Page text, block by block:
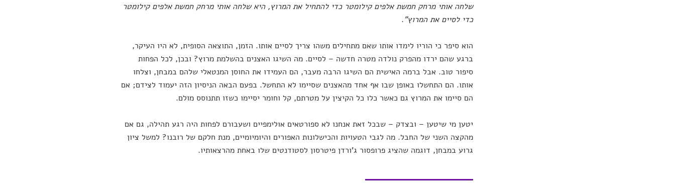
שלחה אותי מרחק חמשת אלפים קילומטר כדי להתחיל את המרוץ, היא שלחה אותי מרחק חמשת אלפים קילומטר
כדי לסיים את המרוץ".
הוא סיפר כי הוריו לימדו אותו שאם מתחילים משהו צריך לסיים אותו. הזמן, התוצאה הסופית, לא היו העיקר,
ברגע שהם ירדו מהפרק נולדה מטרה חדשה – לסיים. מה השיגו האצנים בהשלמת מרוץ? ובכן, לכל הפחות
סיפור טוב. אבל ברמה האישית הם השיגו הרבה מעבר, הם העמידו את החוסן המנטאלי שלהם במבחן, וצלחו
אותו. הם התחשלו באופן שבו אף אחד מהאצנים שסיימו לא התחשל. בפעם הבאה הניסיון הזה יעמוד לצידם; אם
הם סיימו את המרוץ גם כאשר כלו כל הקיצין על מטרתם, קל וחומר יסיימו כשזו תתנוסס מולם.
יטען מי שיטען – ובצדק – שבכל זאת אנחנו לא ספורטאים אולימפיים ושעבורם לפחות היה רגע תהילה, גם אם
מהקצה השני של החבל. מה לגבי הטעויות והכישלונות האפורים והיומיומיים, מנת חלקם של רובנו? למשל ציון
גרוע במבחן, דוגמה שהציג פרופסור ג'ורדן פיטרסון לסטודנטים שלו באחת מהרצאותיו.